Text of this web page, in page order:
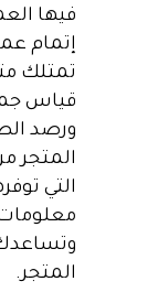
فيها
إتمام
تمتلك
قياس
ورصد
المتجر
التي
المتجر.